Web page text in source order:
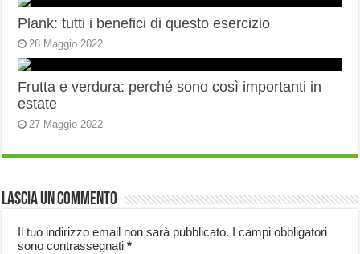
Plank: tutti i benefici di questo esercizio
28 Maggio 2022
Frutta e verdura: perché sono così importanti in
estate
27 Maggio 2022
Lascia un commento
Il tuo indirizzo email non sarà pubblicato. I campi obbligatori
sono contrassegnati*